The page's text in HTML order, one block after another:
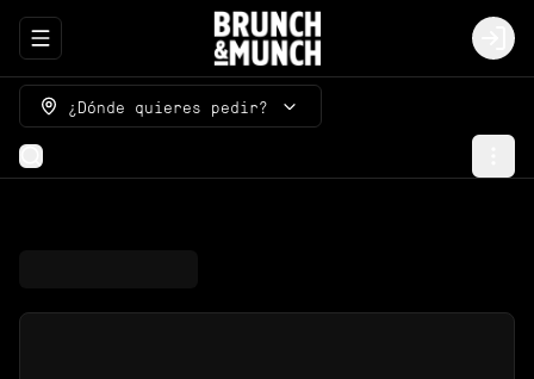
Abrir menu de navegación
¿Dónde quieres pedir?